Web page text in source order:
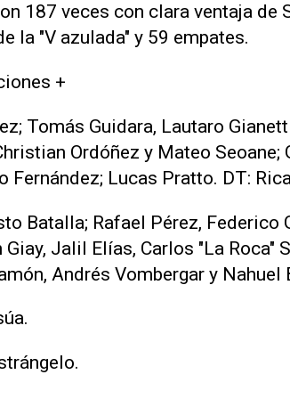
187 veces con clara ventaja de
la "V azulada" y 59 empates.
+
Tomás Guidara, Lautaro
Ordóñez y Mateo Seoane;
Fernández; Lucas Pratto. DT:
Batalla; Rafael Pérez, Federico
Giay, Jalil Elías, Carlos "La Roca"
Andrés Vombergar y Nahuel